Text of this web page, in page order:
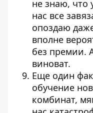
не знаю, что
нас все
опоздаю
вполне
без премии.
виноват.
Еще один
обучение
комбинат,